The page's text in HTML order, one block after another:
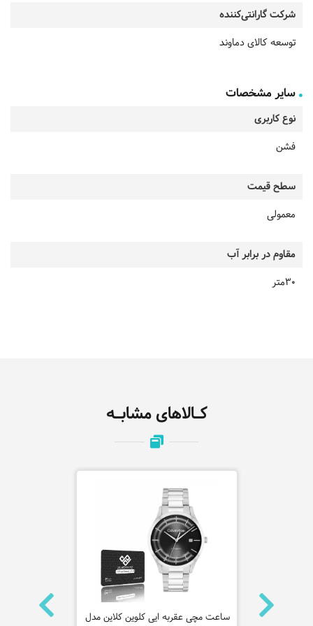
شرکت گارانتی‌کننده
توسعه کالای دماوند
سایر مشخصات
نوع کاربری
فشن
سطح قیمت
معمولی
مقاوم در برابر آب
30متر
کـالاهای مشابـه
ساعت مچی
ساعت مچی عقربه ایی مردانه سیکو